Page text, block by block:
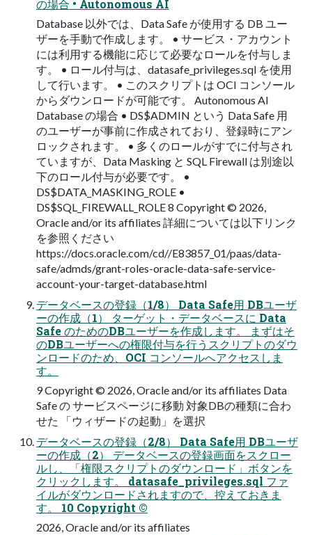
の場合 • Autonomous AI
Database 以外では、Data Safe が使用する DB ユー
ザーを手動で作成します。 • サービス・アカウント
には利用する機能に応じて必要なロールを付与しま
す。 • ロール付与は、datasafe_privileges.sql を使用
して行います。 • このスクリプトは OCI コンソール
からダウンロードが可能です。 Autonomous AI
Database の場合 • DS$ADMIN という Data Safe 用
のユーザーが事前に作成されており、登録時にアン
ロックされます。 • 多くのロールがすでに付与され
ていますが、Data Masking と SQL Firewall は別途以
下のロール付与が必要です。 •
DS$DATA_MASKING_ROLE •
DS$SQL_FIREWALL_ROLE 8 Copyright © 2026,
Oracle and/or its affiliates 詳細については以下リンク
を参照ください
https://docs.oracle.com/cd//E83857_01/paas/data-
safe/admds/grant-roles-oracle-data-safe-service-
account-your-target-database.html
データベースの登録（1/8） Data Safe用 DBユーザ
ーの作成（1） ターゲット・データベースに Data
Safe のためのDBユーザーを作成します。 まずはそ
のDBユーザーへの権限付与を行うスクリプトのダウ
ンロードのため、OCI コンソールへアクセスしま
す。
9 Copyright © 2026, Oracle and/or its affiliates Data
Safe の サービスページに移動 対象DBの種類に合わ
せた 「ウィザードの起動」を選択
データベースの登録（2/8） Data Safe用 DBユーザ
ーの作成（2） データベースの登録画面をスクロー
ルし、「権限スクリプトのダウンロード」ボタンを
クリックします。 datasafe_privileges.sql ファ
イルがダウンロードされますので、控えておきま
す。 10 Copyright ©
2026, Oracle and/or its affiliates